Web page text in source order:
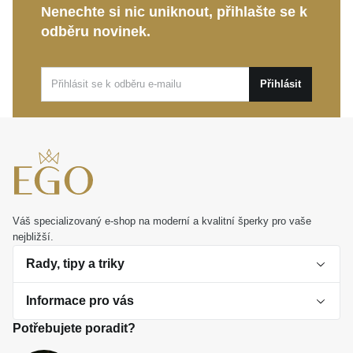
Nenechte si nic uniknout, přihlašte se k
odběru novinek.
Přihlásit
Váš specializovaný e-shop na moderní a kvalitní šperky pro vaše
nejbližší.
Rady, tipy a triky
O perlách
Jak vybrat perlový šperk
Informace pro vás
Potřebujete poradit?